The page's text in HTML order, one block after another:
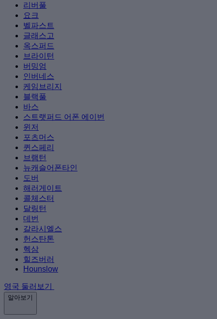
리버풀
요크
벨파스트
글래스고
옥스퍼드
브라이턴
버밍엄
인버네스
케임브리지
블랙풀
바스
스트랫퍼드 어폰 에이번
윈저
포츠머스
퀸스페리
브램턴
뉴캐슬어폰타인
도버
해러게이트
콜체스터
달링턴
데번
갈라시엘스
헌스탄톤
헥삼
힐즈버러
Hounslow
영국 둘러보기
알아보기